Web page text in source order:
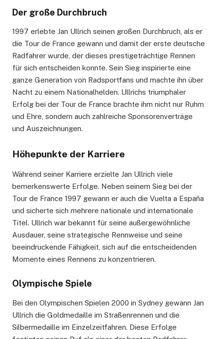
Der große Durchbruch
1997 erlebte Jan Ullrich seinen großen Durchbruch, als er
die Tour de France gewann und damit der erste deutsche
Radfahrer wurde, der dieses prestigeträchtige Rennen
für sich entscheiden konnte. Sein Sieg inspirierte eine
ganze Generation von Radsportfans und machte ihn über
Nacht zu einem Nationalhelden. Ullrichs triumphaler
Erfolg bei der Tour de France brachte ihm nicht nur Ruhm
und Ehre, sondern auch zahlreiche Sponsorenverträge
und Auszeichnungen.
Höhepunkte der Karriere
Während seiner Karriere erzielte Jan Ullrich viele
bemerkenswerte Erfolge. Neben seinem Sieg bei der
Tour de France 1997 gewann er auch die Vuelta a España
und sicherte sich mehrere nationale und internationale
Titel. Ullrich war bekannt für seine außergewöhnliche
Ausdauer, seine strategische Rennweise und seine
beeindruckende Fähigkeit, sich auf die entscheidenden
Momente eines Rennens zu konzentrieren.
Olympische Spiele
Bei den Olympischen Spielen 2000 in Sydney gewann Jan
Ullrich die Goldmedaille im Straßenrennen und die
Silbermedaille im Einzelzeitfahren. Diese Erfolge